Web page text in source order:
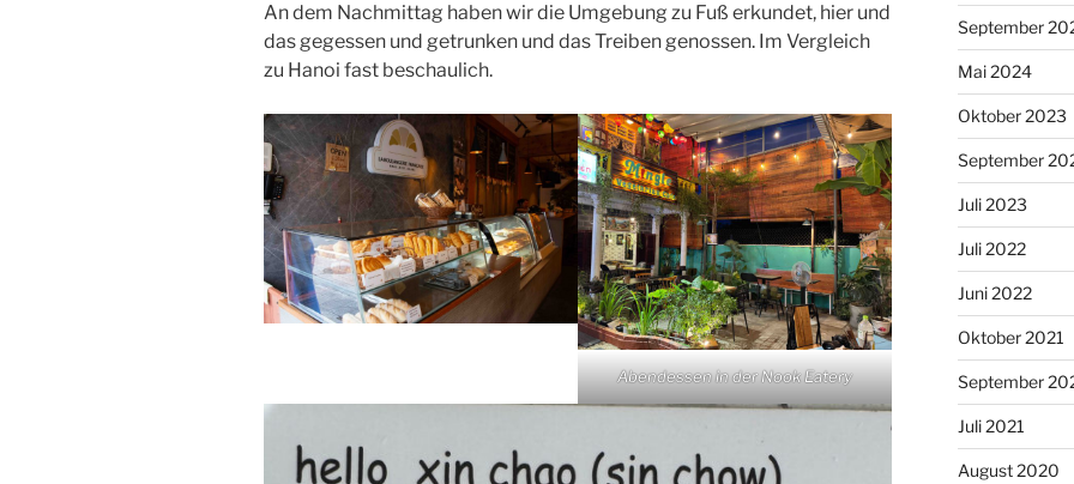
An dem Nachmittag haben wir die Umgebung zu Fuß erkundet, hier und
das gegessen und getrunken und das Treiben genossen. Im Vergleich
zu Hanoi fast beschaulich.
Abendessen in der Nook Eatery
September
Mai 2024
Oktober 2023
September
Juli 2023
Juli 2022
Juni 2022
Oktober 2021
September
Juli 2021
August 2020